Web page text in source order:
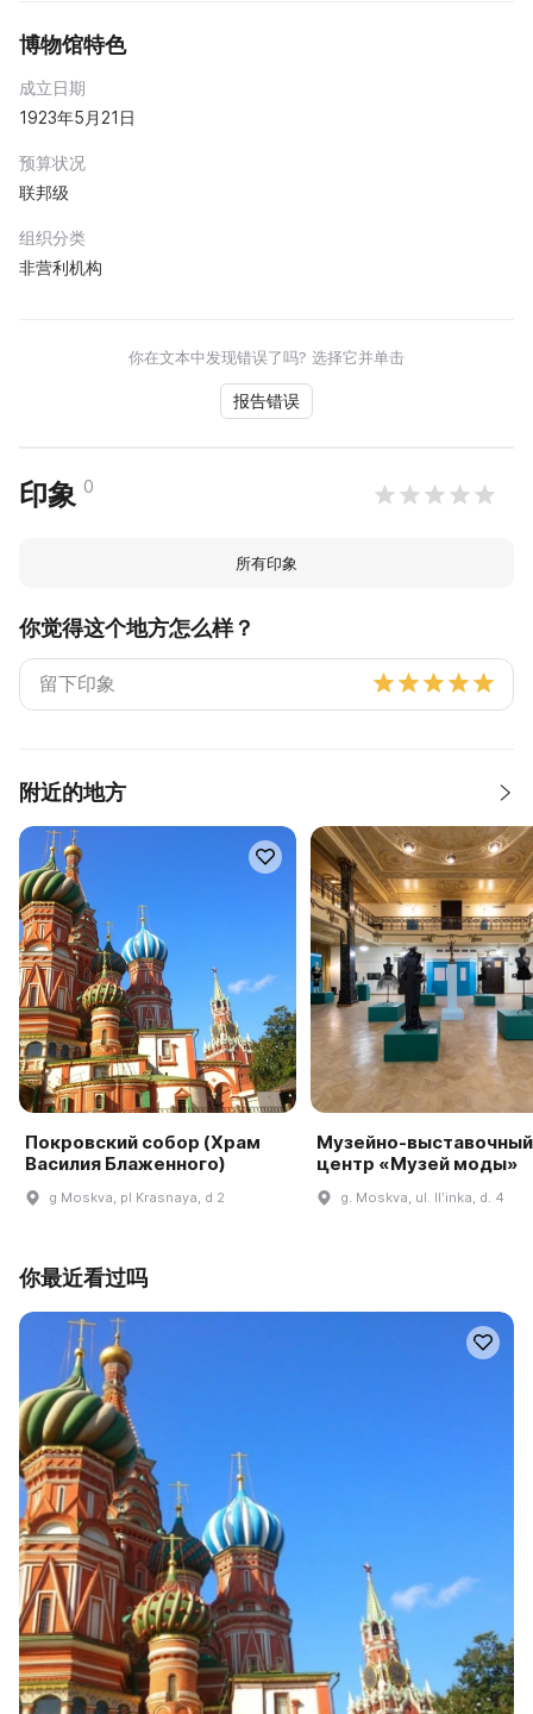
博物馆特色
成立日期
1923年5月21日
预算状况
联邦级
组织分类
非营利机构
你在文本中发现错误了吗? 选择它并单击
报告错误
印象 0
所有印象
你觉得这个地方怎么样？
附近的地方
Покровский собор (Храм
Василия Блаженного)
g Moskva, pl Krasnaya, d 2
Музейно-выставочный
центр «Музей моды»
g. Moskva, ul. Ilʹinka, d. 4
你最近看过吗